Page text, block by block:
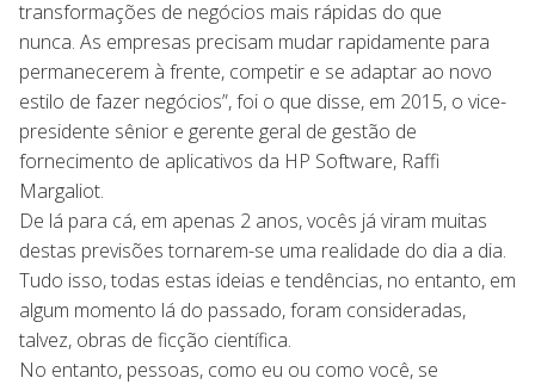
transformações de negócios mais rápidas do que
nunca. As empresas precisam mudar rapidamente para
permanecerem à frente, competir e se adaptar ao novo
estilo de fazer negócios”, foi o que disse, em 2015, o vice-
presidente sênior e gerente geral de gestão de
fornecimento de aplicativos da HP Software, Raffi
Margaliot.
De lá para cá, em apenas 2 anos, vocês já viram muitas
destas previsões tornarem-se uma realidade do dia a dia.
Tudo isso, todas estas ideias e tendências, no entanto, em
algum momento lá do passado, foram consideradas,
talvez, obras de ficção científica.
No entanto, pessoas, como eu ou como você, se